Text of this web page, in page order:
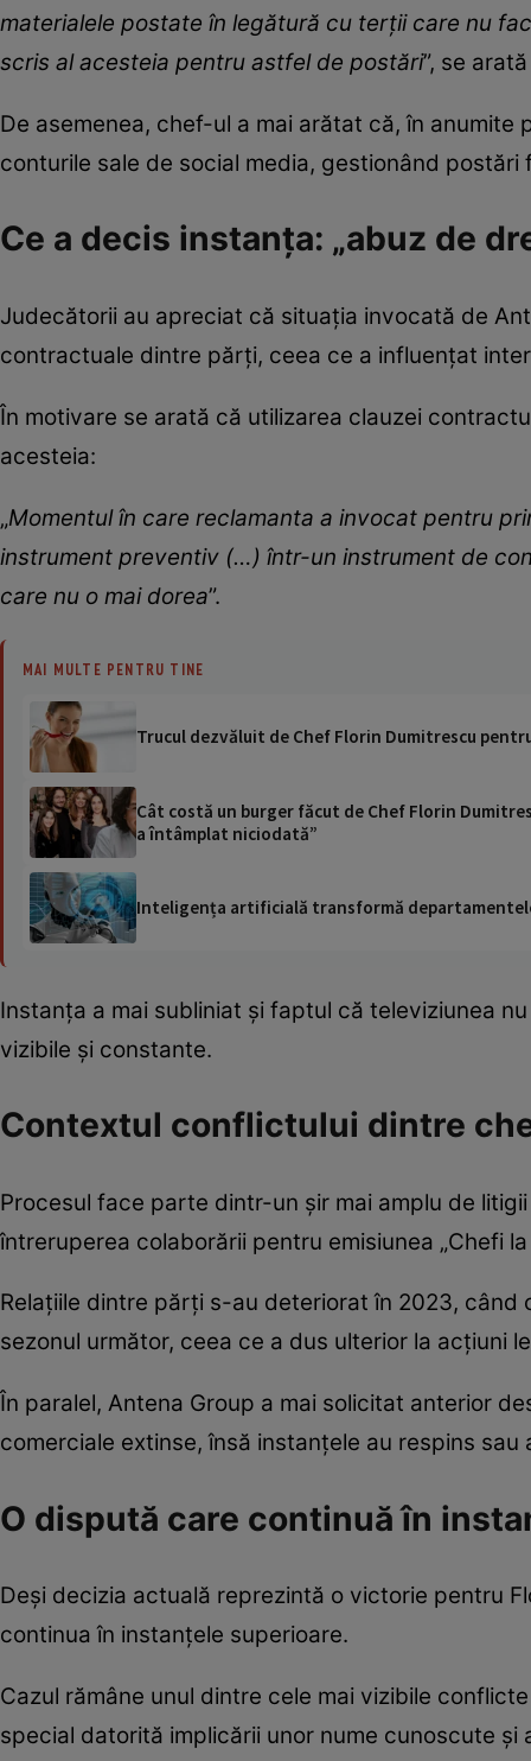
materialele postate în legătură cu terții care nu
scris al acesteia pentru astfel de postări”, se
De asemenea, chef-ul a mai arătat că, în
conturile sale de social media, gestionând
Ce a decis instanța: „abuz de
Judecătorii au apreciat că situația invocată de
contractuale dintre părți, ceea ce a influențat
În motivare se arată că utilizarea clauzei
acesteia:
„Momentul în care reclamanta a invocat pentru
instrument preventiv (…) într-un instrument de
care nu o mai dorea”.
MAI MULTE PENTRU TINE
Trucul dezvăluit de Chef Florin Dumitrescu
Cât costă un burger făcut de Chef Florin
a întâmplat niciodată”
Inteligența artificială transformă
Instanța a mai subliniat și faptul că televiziunea
vizibile și constante.
Contextul conflictului dintre
Procesul face parte dintr-un șir mai amplu de
întreruperea colaborării pentru emisiunea „Chefi la
Relațiile dintre părți s-au deteriorat în 2023,
sezonul următor, ceea ce a dus ulterior la acțiuni
În paralel, Antena Group a mai solicitat anterior
comerciale extinse, însă instanțele au respins
O dispută care continuă în
Deși decizia actuală reprezintă o victorie pentru
continua în instanțele superioare.
Cazul rămâne unul dintre cele mai vizibile
special datorită implicării unor nume cunoscute și